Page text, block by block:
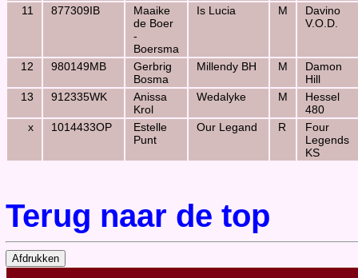
11 877309IB
Maaike
de Boer
-
Boersma
Is Lucia M
Davino
V.O.D.
12 980149MB
Gerbrig
Bosma
Millendy BH M
Damon
Hill
13
912335WK
Anissa
Krol
Wedalyke M
Hessel
480
x
1014433OP
Estelle
Punt
Our Legand R
Four
Legends
KS
Terug naar de top